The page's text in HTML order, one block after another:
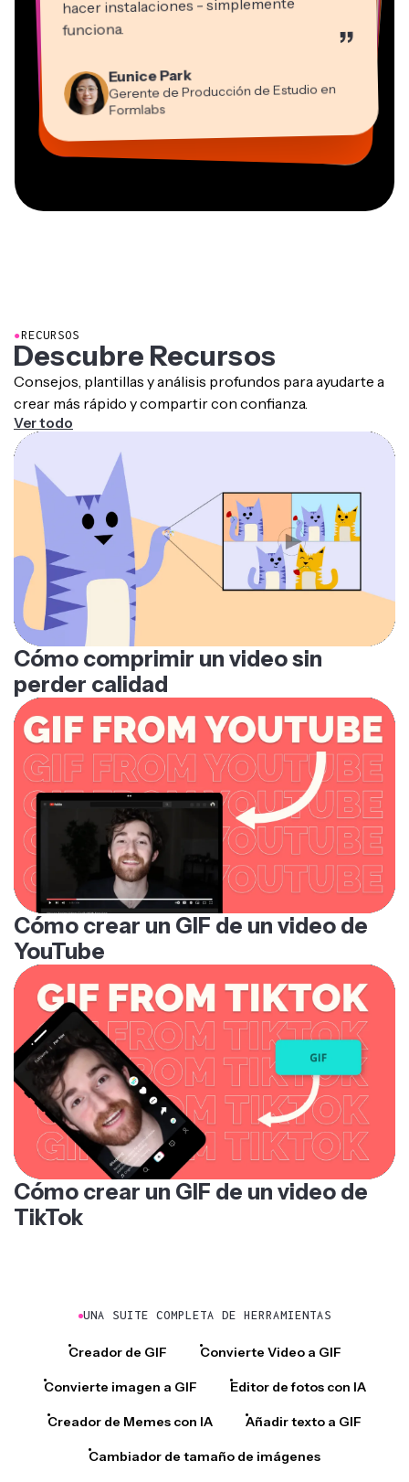
hacer instalaciones - simplemente
funciona. ”
Eunice Park
Gerente de Producción de Estudio en
Formlabs
Vannesia Darby
CEO en MOXIE Nashville
Grant Taleck
Co-Fundador en
Socio Director en EPATHLON
Kerry-lee Farla
Youtuber
Gracie Peng
Director de Contenido
Martin James
Editor de video
Heidi Rae
Educación
Consultor
Mitch Rawlings
Freelancer de Servicios de Información
Dina Segovia
Trabajador freelance virtual
●RECURSOS
Descubre Recursos
Consejos, plantillas y análisis profundos para ayudarte a
crear más rápido y compartir con confianza.
Ver todo
Cómo comprimir un video sin
perder calidad
Cómo crear un GIF de un video de
YouTube
Cómo crear un GIF de un video de
TikTok
UNA SUITE COMPLETA DE HERRAMIENTAS
Creador de GIF Convierte Video a GIF
Convierte imagen a GIF Editor de fotos con IA
Creador de Memes con IA Añadir texto a GIF
Cambiador de tamaño de imágenes